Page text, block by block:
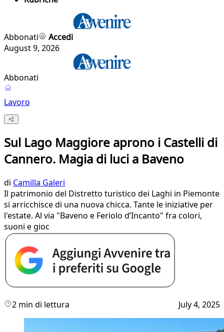
Abbonati
Accedi
August 9, 2026
Abbonati
Lavoro
Sul Lago Maggiore aprono i Castelli di
Cannero. Magia di luci a Baveno
di Camilla Galeri
Il patrimonio del Distretto turistico dei Laghi in Piemonte
si arricchisce di una nuova chicca. Tante le iniziative per
l'estate. Al via "Baveno e Feriolo d’Incanto" fra colori,
suoni e gioc
2 min di lettura July 4, 2025